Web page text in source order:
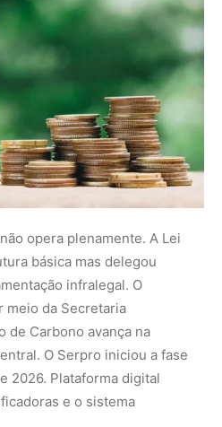
meio da Secretaria
de Carbono avança na
O Serpro iniciou a fase
2026. Plataforma digital
e o sistema